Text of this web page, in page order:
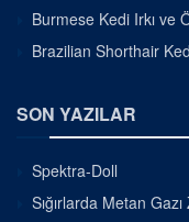
Burmese Kedi Irkı ve
Brazilian Shorthair
SON YAZILAR
Spektra-Doll
Sığırlarda Metan